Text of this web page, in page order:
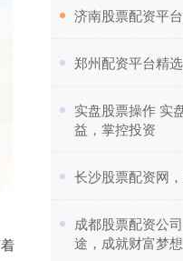
济南股票配资平
郑州配资平台精
实盘股票操作 实
益，掌控投资
长沙股票配资网
成都股票配资公
途，成就财富梦想